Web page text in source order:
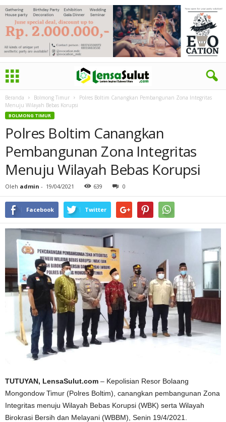
Beranda Bolmong Timur
Polres Boltim Canangkan Pembangunan Zona Integritas
Menuju Wilayah Bebas Korupsi
BOLMONG TIMUR
Polres Boltim Canangkan
Pembangunan Zona Integritas
Menuju Wilayah Bebas Korupsi
Oleh admin - 19/04/2021 639 0
Facebook Twitter
TUTUYAN, LensaSulut.com – Kepolisian Resor Bolaang
Mongondow Timur (Polres Boltim), canangkan pembangunan Zona
Integritas menuju Wilayah Bebas Korupsi (WBK) serta Wilayah
Birokrasi Bersih dan Melayani (WBBM), Senin 19/4/2021.